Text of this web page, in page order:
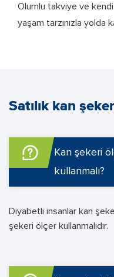
Olumlu takviye ve kendi
yaşam tarzınızla yolda
Satılık kan
Kan şekeri
kullanmalı?
Diyabetli insanlar kan
şekeri ölçer kullanmalıdır.